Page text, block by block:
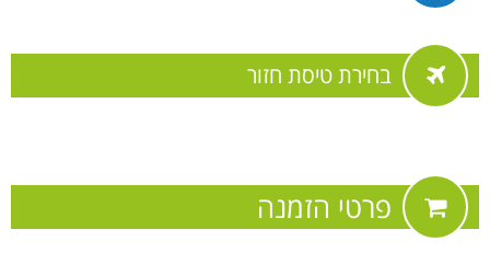
בחירת טיסת חזור
פרטי הזמנה